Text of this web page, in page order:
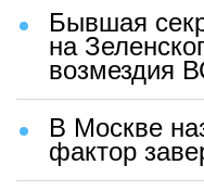
Бывшая
на
возмездия
В Москве
фактор